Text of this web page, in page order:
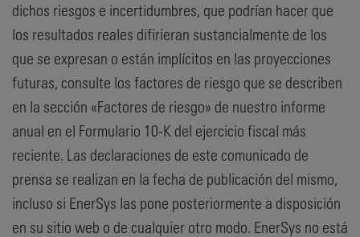
dichos riesgos e incertidumbres, que podrían hacer que
los resultados reales difirieran sustancialmente de los
que se expresan o están implícitos en las proyecciones
futuras, consulte los factores de riesgo que se describen
en la sección «Factores de riesgo» de nuestro informe
anual en el Formulario 10-K del ejercicio fiscal más
reciente. Las declaraciones de este comunicado de
prensa se realizan en la fecha de publicación del mismo,
incluso si EnerSys las pone posteriormente a disposición
en su sitio web o de cualquier otro modo. EnerSys no está